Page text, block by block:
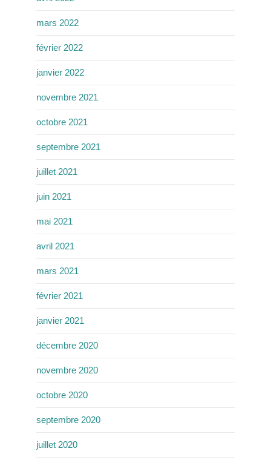
mars 2022
février 2022
janvier 2022
novembre 2021
octobre 2021
septembre 2021
juillet 2021
juin 2021
mai 2021
avril 2021
mars 2021
février 2021
janvier 2021
décembre 2020
novembre 2020
octobre 2020
septembre 2020
juillet 2020